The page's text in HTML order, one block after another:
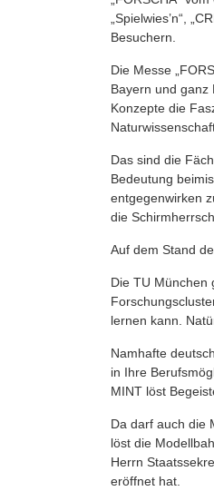
„Spielwies’n“,
Besuchern.
Die Messe
Bayern und ganz
Konzepte die
Das sind die
Bedeutung
entgegenwirken
die
Auf dem Stand
Die TU München
lernen kann.
Namhafte
in Ihre
MINT löst
Da darf auch die
löst die
Herrn
eröffnet hat.